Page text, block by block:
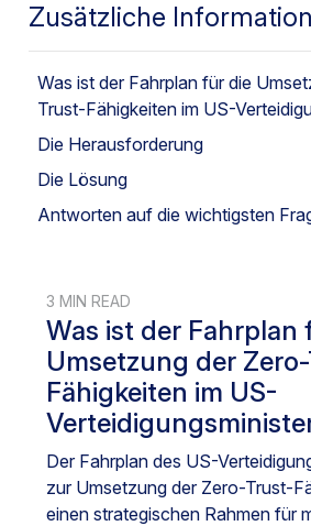
Zusätzliche
Was ist der Fahrplan für die
Trust-Fähigkeiten im US-
Die Herausforderung
Die Lösung
Antworten auf die wichtigsten
3 MIN READ
Was ist der Fahrplan
Umsetzung der
Fähigkeiten im US-
Der Fahrplan des US-
zur Umsetzung der Zero-Trust-
einen strategischen Rahmen für